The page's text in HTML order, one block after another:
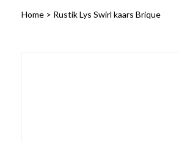
Home > Rustik Lys Swirl kaars Brique